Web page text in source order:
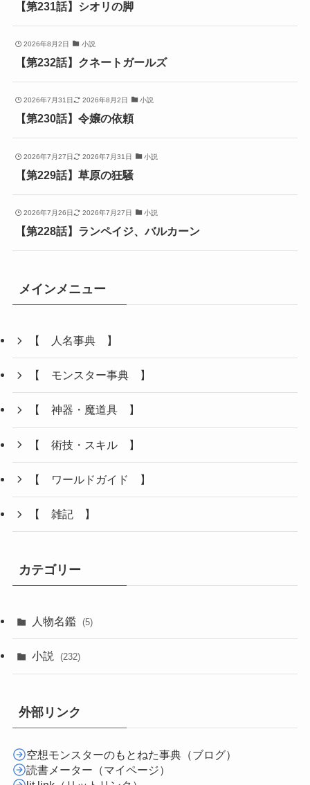
【第231話】シオリの脚
2026年8月2日 小説
【第232話】クネートガールズ
2026年7月31日 2026年8月2日 小説
【第230話】令嬢の依頼
2026年7月27日 2026年7月31日 小説
【第229話】草原の狂騒
2026年7月26日 2026年7月27日 小説
【第228話】ランペイジ、バルカーン
メインメニュー
【 人名事典 】
【 モンスター事典 】
【 神器・魔道具 】
【 術技・スキル 】
【 ワールドガイド 】
【 雑記 】
カテゴリー
人物名鑑 (5)
小説 (232)
外部リンク
空想モンスターのもとねた事典（ブログ）
読書メーター（マイページ）